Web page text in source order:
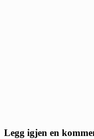
Reader
Legg igjen en